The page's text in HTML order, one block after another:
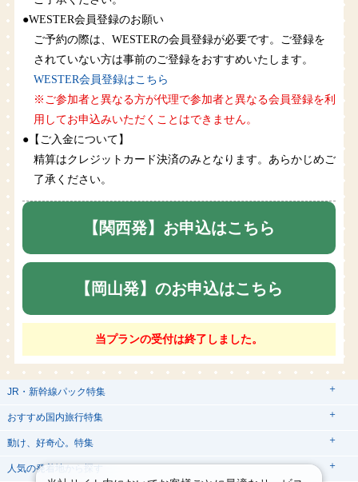
●WESTER会員登録のお願い
ご予約の際は、WESTERの会員登録が必要です。ご登録を
されていない方は事前のご登録をおすすめいたします。
WESTER会員登録はこちら
※ご参加者と異なる方が代理で参加者と異なる会員登録を利
用してお申込みいただくことはできません。
●【ご入金について】
精算はクレジットカード決済のみとなります。あらかじめご
了承ください。
【関西発】お申込はこちら
【岡山発】のお申込はこちら
当プランの受付は終了しました。
JR・新幹線パック特集
tabiwaスペシャル
日帰りTrip
おすすめ国内旅行特集
ユニバーサル・スタジオ・ジャパンへの旅
贅沢時間 熊本
動け、好奇心。特集
西の日キャンペーン
人気の発着地から探す